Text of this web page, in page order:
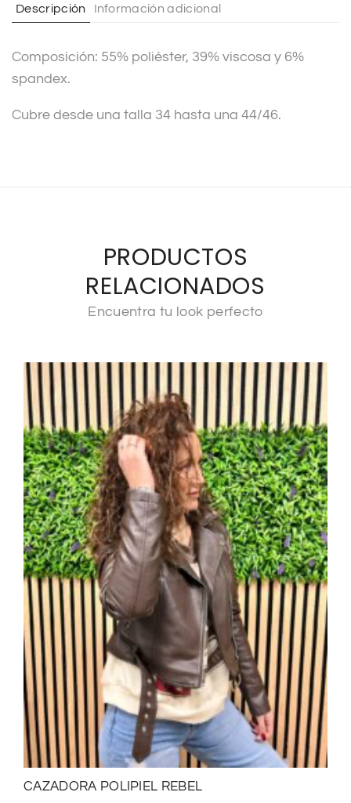
i
e
:
Descripción Información adicional
Composición: 55% poliéster, 39% viscosa y 6%
spandex.
Cubre desde una talla 34 hasta una 44/46.
PRODUCTOS
RELACIONADOS
Encuentra tu look perfecto
CAZADORA POLIPIEL REBEL